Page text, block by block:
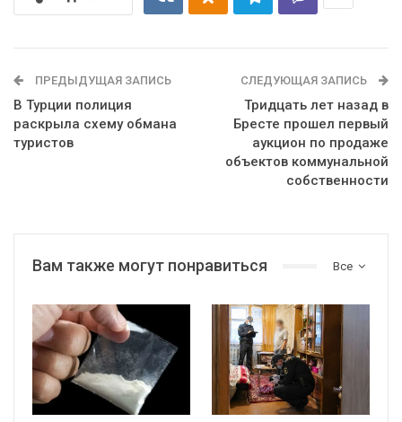
ПРЕДЫДУЩАЯ ЗАПИСЬ
В Турции полиция
раскрыла схему обмана
туристов
СЛЕДУЮЩАЯ ЗАПИСЬ
Тридцать лет назад в
Бресте прошел первый
аукцион по продаже
объектов коммунальной
собственности
Все
Вам также могут понравиться